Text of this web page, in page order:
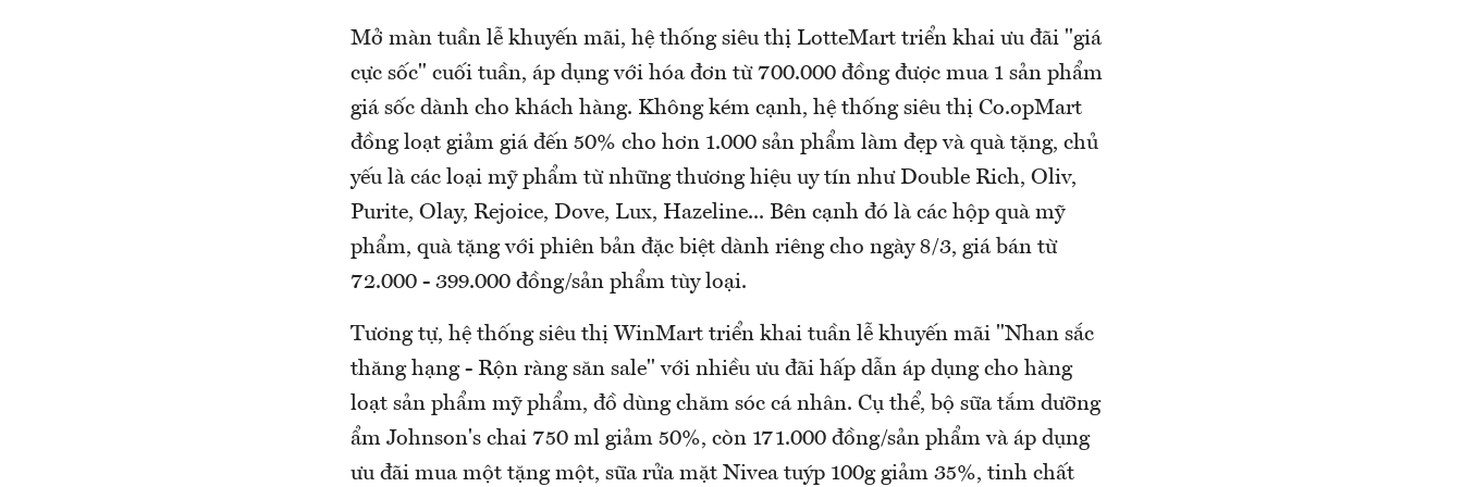
Mở màn tuần lễ khuyến mãi, hệ thống siêu thị LotteMart triển khai ưu đãi "giá
cực sốc" cuối tuần, áp dụng với hóa đơn từ 700.000 đồng được mua 1 sản phẩm
giá sốc dành cho khách hàng. Không kém cạnh, hệ thống siêu thị Co.opMart
đồng loạt giảm giá đến 50% cho hơn 1.000 sản phẩm làm đẹp và quà tặng, chủ
yếu là các loại mỹ phẩm từ những thương hiệu uy tín như Double Rich, Oliv,
Purite, Olay, Rejoice, Dove, Lux, Hazeline... Bên cạnh đó là các hộp quà mỹ
phẩm, quà tặng với phiên bản đặc biệt dành riêng cho ngày 8/3, giá bán từ
72.000 - 399.000 đồng/sản phẩm tùy loại.
Tương tự, hệ thống siêu thị WinMart triển khai tuần lễ khuyến mãi "Nhan sắc
thăng hạng - Rộn ràng săn sale" với nhiều ưu đãi hấp dẫn áp dụng cho hàng
loạt sản phẩm mỹ phẩm, đồ dùng chăm sóc cá nhân. Cụ thể, bộ sữa tắm dưỡng
ẩm Johnson's chai 750 ml giảm 50%, còn 171.000 đồng/sản phẩm và áp dụng
ưu đãi mua một tặng một, sữa rửa mặt Nivea tuýp 100g giảm 35%, tinh chất